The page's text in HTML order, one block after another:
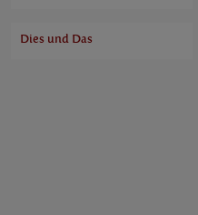
Dies und Das